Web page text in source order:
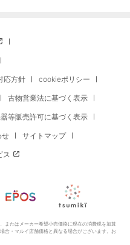
応方針 cookieポリシー
古物営業法に基づく表示
等販売許可に基づく表示
せ サイトマップ
ス
またはメーカー希望小売価格に現在の消費税を加算
合・マルイ店舗価格と異なる場合がございます。お